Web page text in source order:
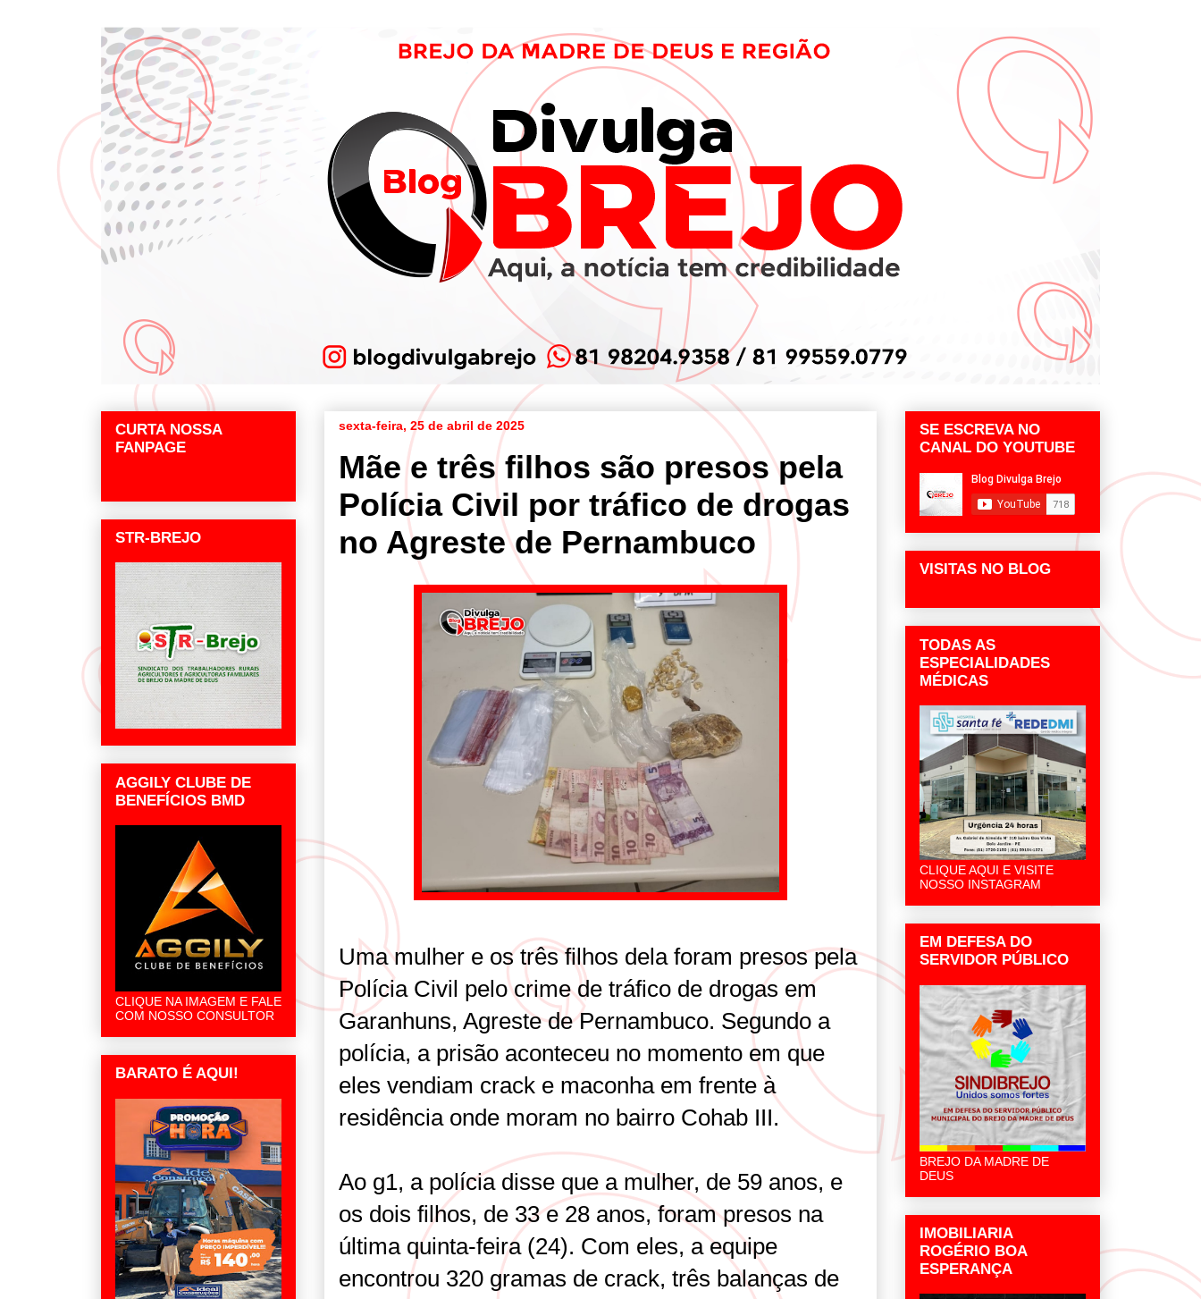
sexta-feira, 25 de abril de 2025
Mãe e três filhos são presos pela
Polícia Civil por tráfico de drogas
no Agreste de Pernambuco
Uma mulher e os três filhos dela foram presos pela
Polícia Civil pelo crime de tráfico de drogas em
Garanhuns, Agreste de Pernambuco. Segundo a
polícia, a prisão aconteceu no momento em que
eles vendiam crack e maconha em frente à
residência onde moram no bairro Cohab III.
Ao g1, a polícia disse que a mulher, de 59 anos, e
os dois filhos, de 33 e 28 anos, foram presos na
última quinta-feira (24). Com eles, a equipe
encontrou 320 gramas de crack, três balanças de
CURTA NOSSA
FANPAGE
STR-BREJO
AGGILY CLUBE DE
BENEFÍCIOS BMD
CLIQUE NA IMAGEM E FALE
COM NOSSO CONSULTOR
BARATO É AQUI!
SE ESCREVA NO
CANAL DO YOUTUBE
VISITAS NO BLOG
TODAS AS
ESPECIALIDADES
MÉDICAS
CLIQUE AQUI E VISITE
NOSSO INSTAGRAM
EM DEFESA DO
SERVIDOR PÚBLICO
BREJO DA MADRE DE
DEUS
IMOBILIARIA
ROGÉRIO BOA
ESPERANÇA